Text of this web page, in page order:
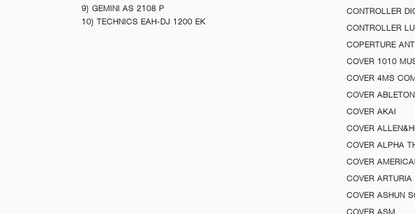
9) GEMINI AS 2108 P
10) TECHNICS EAH-DJ 1200 EK
CONTROLLER
CONTROLLER
COPERTURE
COVER 1010
COVER 4MS
COVER ABLETON
COVER AKAI
COVER
COVER ALPHA
COVER
COVER ARTURIA
COVER ASHUN
COVER ASM